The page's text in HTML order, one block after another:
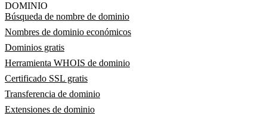
DOMINIO
Búsqueda de nombre de dominio
Nombres de dominio económicos
Dominios gratis
Herramienta WHOIS de dominio
Certificado SSL gratis
Transferencia de dominio
Extensiones de dominio